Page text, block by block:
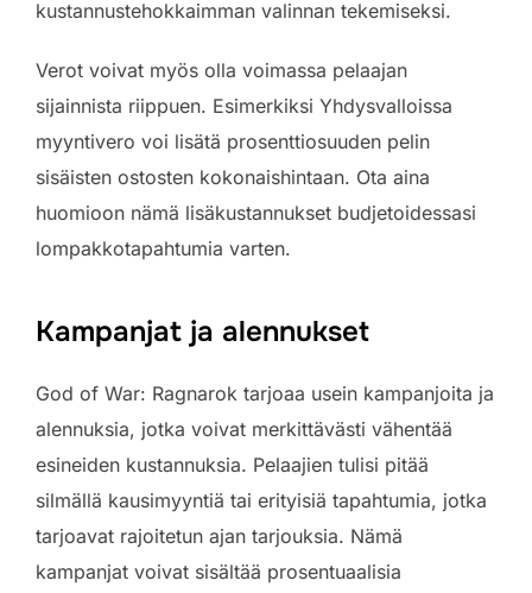
kustannustehokkaimman valinnan tekemiseksi.
Verot voivat myös olla voimassa pelaajan
sijainnista riippuen. Esimerkiksi Yhdysvalloissa
myyntivero voi lisätä prosenttiosuuden pelin
sisäisten ostosten kokonaishintaan. Ota aina
huomioon nämä lisäkustannukset budjetoidessasi
lompakkotapahtumia varten.
Kampanjat ja alennukset
God of War: Ragnarok tarjoaa usein kampanjoita ja
alennuksia, jotka voivat merkittävästi vähentää
esineiden kustannuksia. Pelaajien tulisi pitää
silmällä kausimyyntiä tai erityisiä tapahtumia, jotka
tarjoavat rajoitetun ajan tarjouksia. Nämä
kampanjat voivat sisältää prosentuaalisia